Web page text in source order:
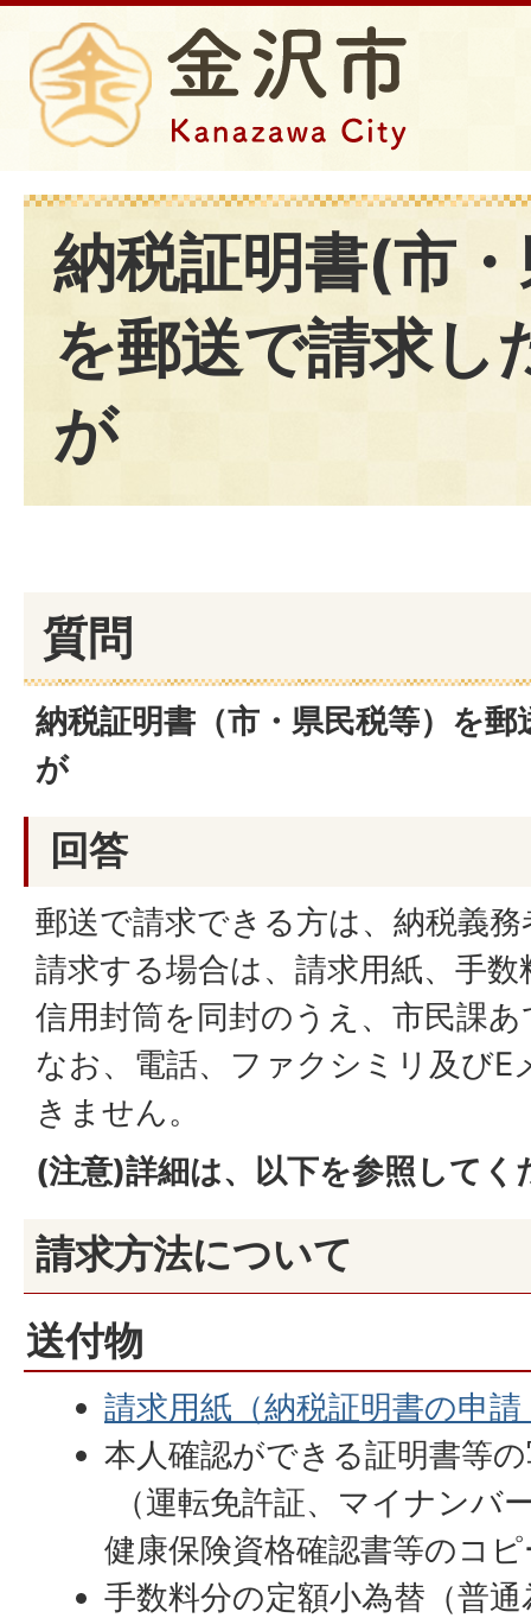
納税証明書(市
を郵送で請求し
が
質問
納税証明書（市・県民税等）を
が
回答
郵送で請求できる方は、納税義
請求する場合は、請求用紙、手
信用封筒を同封のうえ、市民課
なお、電話、ファクシミリ及びE
きません。
(注意)詳細は、以下を参照してく
請求方法について
送付物
請求用紙（納税証明書の申
本人確認ができる証明書等
（運転免許証、マイナンバ
健康保険資格確認書等のコ
手数料分の定額小為替（普